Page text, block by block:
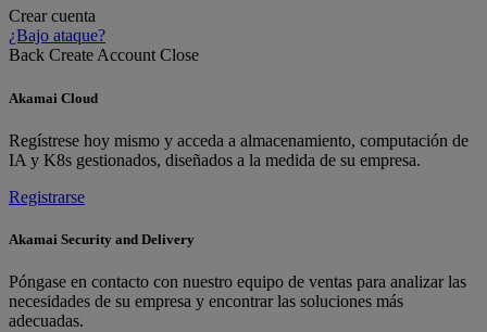
Crear cuenta
¿Bajo ataque?
Back Create Account Close
Akamai Cloud
Regístrese hoy mismo y acceda a almacenamiento, computación de
IA y K8s gestionados, diseñados a la medida de su empresa.
Registrarse
Akamai Security and Delivery
Póngase en contacto con nuestro equipo de ventas para analizar las
necesidades de su empresa y encontrar las soluciones más
adecuadas.